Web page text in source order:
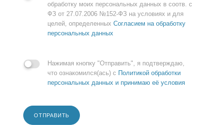
обработку моих персональных данных в соотв. с
ФЗ от 27.07.2006 №152-ФЗ на условиях и для
целей, определенных Согласием на обработку
персональных данных
Нажимая кнопку "Отправить", я подтверждаю,
что ознакомился(ась) с Политикой обработки
персональных данных и принимаю её условия
ОТПРАВИТЬ